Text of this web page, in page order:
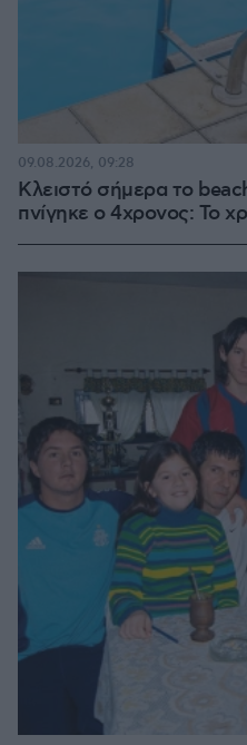
Κλειστό σήμερα το
πνίγηκε ο 4χρονος: Το
09.08.2026, 09:28